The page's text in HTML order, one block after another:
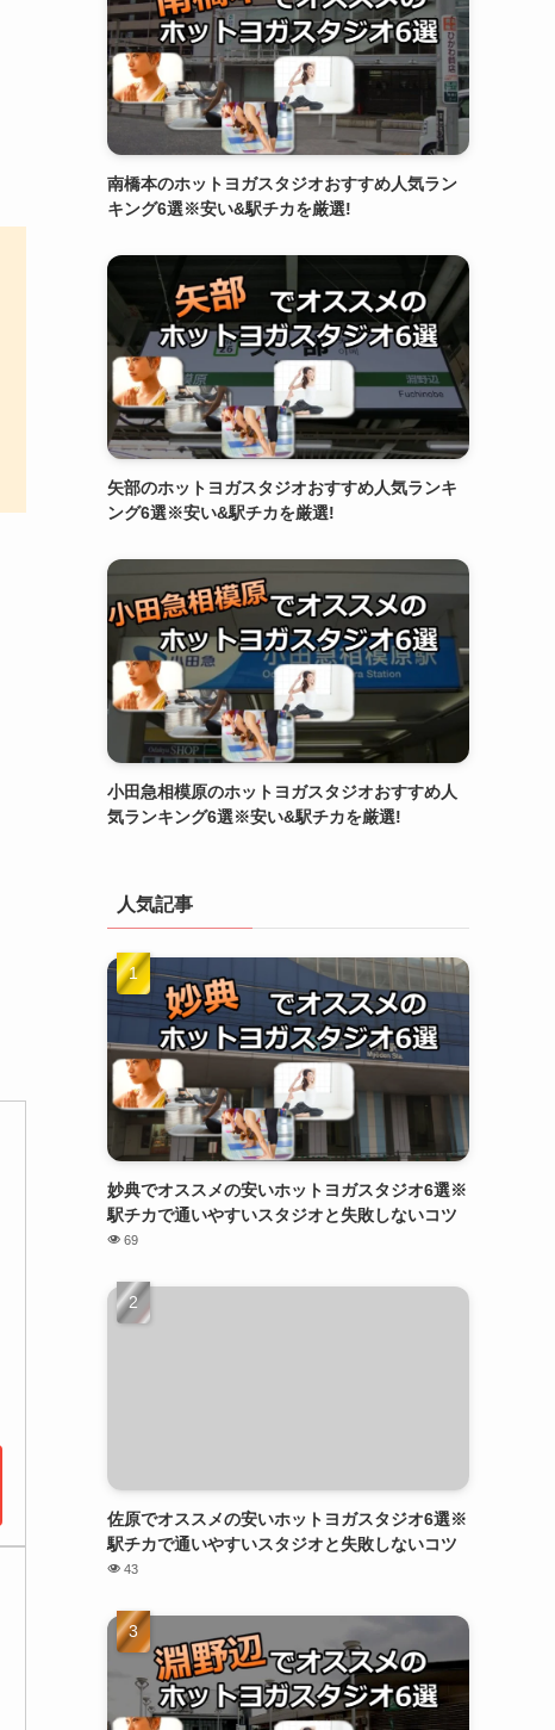
南橋本のホットヨガスタジオおすすめ人気ラン
キング6選※安い&駅チカを厳選!
矢部のホットヨガスタジオおすすめ人気ランキ
ング6選※安い&駅チカを厳選!
小田急相模原のホットヨガスタジオおすすめ人
気ランキング6選※安い&駅チカを厳選!
人気記事
妙典でオススメの安いホットヨガスタジオ6選※
駅チカで通いやすいスタジオと失敗しないコツ
69
佐原でオススメの安いホットヨガスタジオ6選※
駅チカで通いやすいスタジオと失敗しないコツ
43